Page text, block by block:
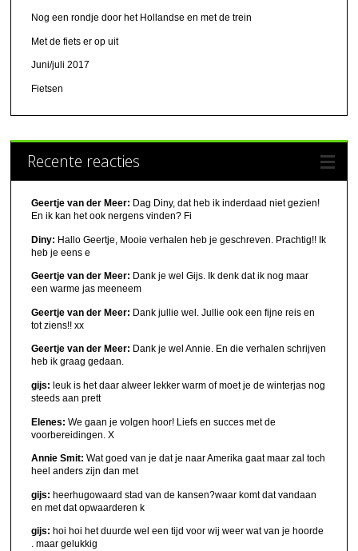
Nog een rondje door het Hollandse en met de trein
Met de fiets er op uit
Juni/juli 2017
Fietsen
Recente reacties
Geertje van der Meer: Dag Diny, dat heb ik inderdaad niet gezien!
En ik kan het ook nergens vinden? Fi
Diny: Hallo Geertje, Mooie verhalen heb je geschreven. Prachtig!! Ik
heb je eens e
Geertje van der Meer: Dank je wel Gijs. Ik denk dat ik nog maar
een warme jas meeneem
Geertje van der Meer: Dank jullie wel. Jullie ook een fijne reis en
tot ziens!! xx
Geertje van der Meer: Dank je wel Annie. En die verhalen schrijven
heb ik graag gedaan.
gijs: leuk is het daar alweer lekker warm of moet je de winterjas nog
steeds aan prett
Elenes: We gaan je volgen hoor! Liefs en succes met de
voorbereidingen. X
Annie Smit: Wat goed van je dat je naar Amerika gaat maar zal toch
heel anders zijn dan met
gijs: heerhugowaard stad van de kansen?waar komt dat vandaan
en met dat opwaarderen k
gijs: hoi hoi het duurde wel een tijd voor wij weer wat van je hoorde
. maar gelukkig